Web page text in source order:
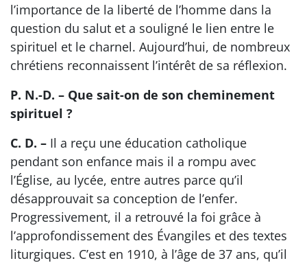
l’importance de la liberté de l’homme dans la
question du salut et a souligné le lien entre le
spirituel et le charnel. Aujourd’hui, de nombreux
chrétiens reconnaissent l’intérêt de sa réflexion.
P. N.-D. – Que sait-on de son cheminement
spirituel ?
C. D. – Il a reçu une éducation catholique
pendant son enfance mais il a rompu avec
l’Église, au lycée, entre autres parce qu’il
désapprouvait sa conception de l’enfer.
Progressivement, il a retrouvé la foi grâce à
l’approfondissement des Évangiles et des textes
liturgiques. C’est en 1910, à l’âge de 37 ans, qu’il